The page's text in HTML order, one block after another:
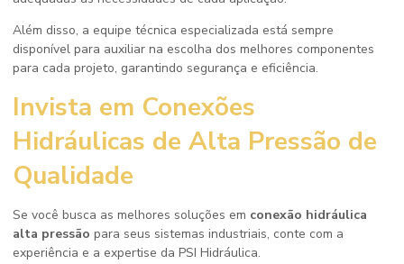
Além disso, a equipe técnica especializada está sempre
disponível para auxiliar na escolha dos melhores componentes
para cada projeto, garantindo segurança e eficiência.
Invista em Conexões
Hidráulicas de Alta Pressão de
Qualidade
Se você busca as melhores soluções em conexão hidráulica
alta pressão para seus sistemas industriais, conte com a
experiência e a expertise da PSI Hidráulica.